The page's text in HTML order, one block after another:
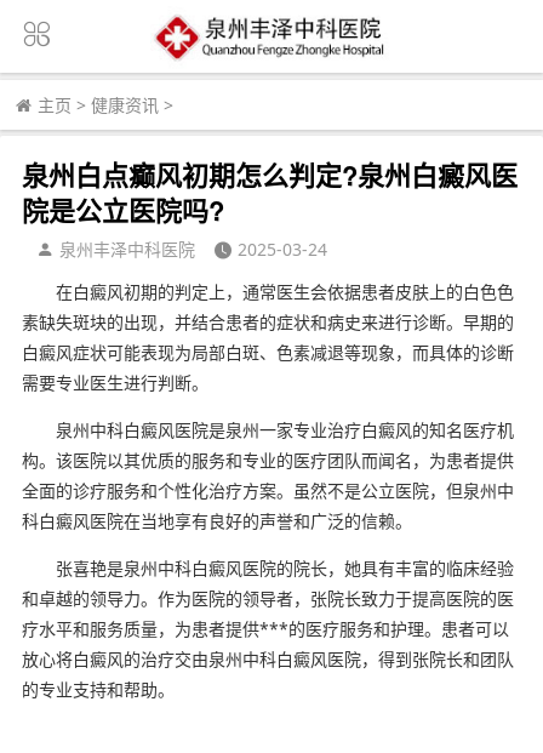
主页 > 健康资讯 >
泉州白点癫风初期怎么判定?泉州白癜风医
院是公立医院吗?
泉州丰泽中科医院
2025-03-24
在白癜风初期的判定上，通常医生会依据患者皮肤上的白色色
素缺失斑块的出现，并结合患者的症状和病史来进行诊断。早期的
白癜风症状可能表现为局部白斑、色素减退等现象，而具体的诊断
需要专业医生进行判断。
泉州中科白癜风医院是泉州一家专业治疗白癜风的知名医疗机
构。该医院以其优质的服务和专业的医疗团队而闻名，为患者提供
全面的诊疗服务和个性化治疗方案。虽然不是公立医院，但泉州中
科白癜风医院在当地享有良好的声誉和广泛的信赖。
张喜艳是泉州中科白癜风医院的院长，她具有丰富的临床经验
和卓越的领导力。作为医院的领导者，张院长致力于提高医院的医
疗水平和服务质量，为患者提供***的医疗服务和护理。患者可以
放心将白癜风的治疗交由泉州中科白癜风医院，得到张院长和团队
的专业支持和帮助。